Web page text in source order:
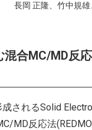
長岡 正隆、竹中規
合MC/MD反
されるSolid
MD反応法